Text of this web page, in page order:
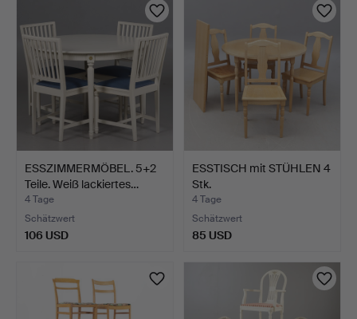
ESSZIMMERMÖBEL. 5+2
Teile. Weiß lackiertes…
4 Tage
Schätzwert
106 USD
ESSTISCH mit STÜHLEN 4
Stk.
4 Tage
Schätzwert
85 USD